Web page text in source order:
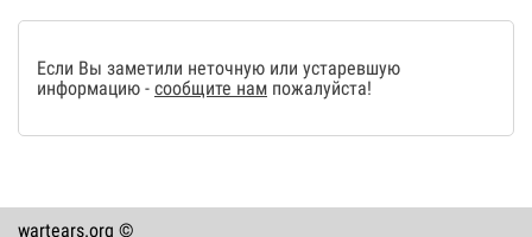
Если Вы заметили неточную или устаревшую
информацию - сообщите нам пожалуйста!
wartears.org ©